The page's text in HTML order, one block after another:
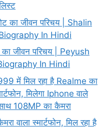
का जीवन परिचय | Shalin
In Hindi
का जीवन परिचय | Peyush
In Hindi
में मिल रहा है Realme का
मिलेगा Iphone वाले
108MP का कैमरा
वाला स्मार्टफोन, मिल रहा है